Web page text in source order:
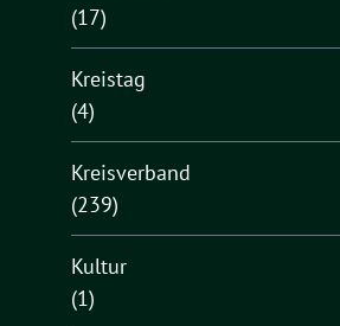
(17)
Kreistag
(4)
Kreisverband
(239)
Kultur
(1)